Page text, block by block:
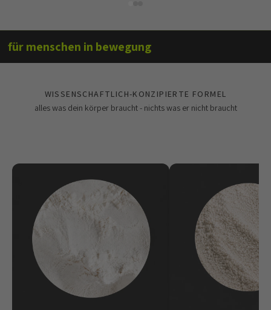
für menschen in bewegung
WISSENSCHAFTLICH-KONZIPIERTE FORMEL
alles was dein körper braucht - nichts was er nicht braucht